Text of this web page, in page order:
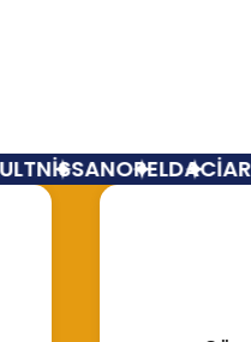
NİSSANOPELDACİA